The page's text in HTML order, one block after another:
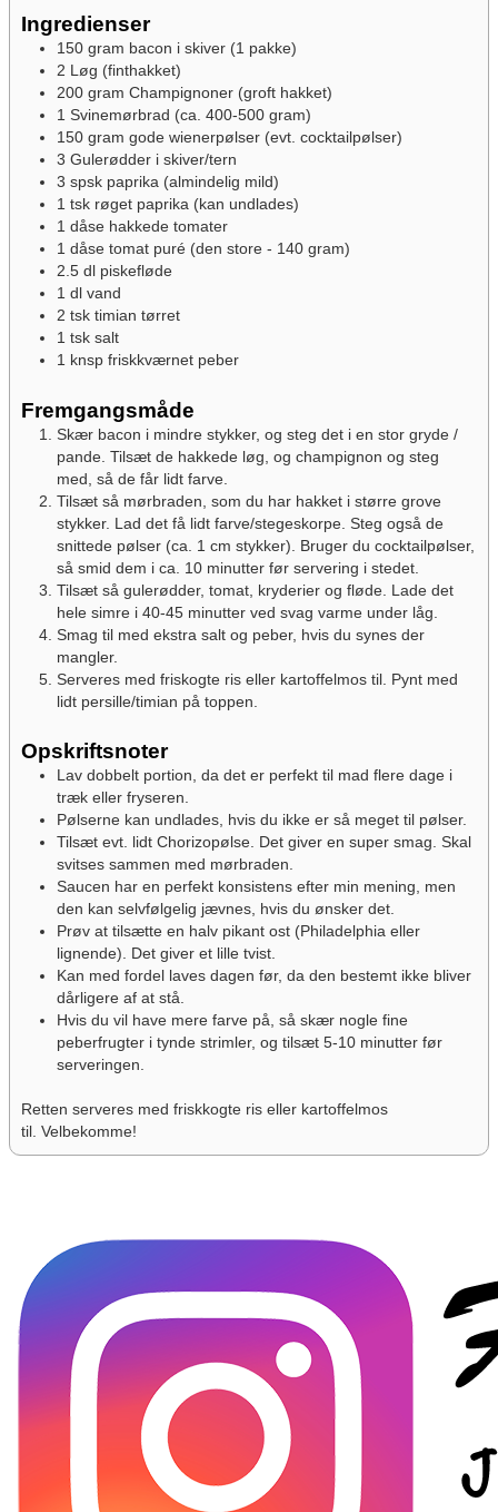
Ingredienser
150 gram bacon i skiver (1 pakke)
2
Løg (finthakket)
200 gram Champignoner (groft hakket)
1 Svinemørbrad (ca. 400-500 gram)
150 gram gode wienerpølser (evt. cocktailpølser)
3 Gulerødder i skiver/tern
3 spsk paprika (almindelig mild)
1 tsk røget paprika (kan undlades)
1 dåse hakkede tomater
1 dåse tomat puré (den store - 140 gram)
2.5 dl
piskefløde
1 dl vand
2 tsk timian tørret
1 tsk salt
1
knsp friskkværnet peber
Fremgangsmåde
Skær bacon i mindre stykker, og steg det i en stor gryde /
pande. Tilsæt de hakkede løg, og champignon og steg
med, så de får lidt farve.
Tilsæt så mørbraden, som du har hakket i større grove
stykker. Lad det få lidt farve/stegeskorpe. Steg også de
snittede pølser (ca. 1 cm stykker). Bruger du cocktailpølser,
så smid dem i ca. 10 minutter før servering i stedet.
Tilsæt så gulerødder, tomat, kryderier og fløde. Lade det
hele simre i 40-45 minutter ved svag varme under låg.
Smag til med ekstra salt og peber, hvis du synes der
mangler.
Serveres med friskogte ris eller kartoffelmos til. Pynt med
lidt persille/timian på toppen.
Opskriftsnoter
Lav dobbelt portion, da det er perfekt til mad flere dage i
træk eller fryseren.
Pølserne kan undlades, hvis du ikke er så meget til pølser.
Tilsæt evt. lidt Chorizopølse. Det giver en super smag. Skal
svitses sammen med mørbraden.
Saucen har en perfekt konsistens efter min mening, men
den kan selvfølgelig jævnes, hvis du ønsker det.
Prøv at tilsætte en halv pikant ost (Philadelphia eller
lignende). Det giver et lille tvist.
Kan med fordel laves dagen før, da den bestemt ikke bliver
dårligere af at stå.
Hvis du vil have mere farve på, så skær nogle fine
peberfrugter i tynde strimler, og tilsæt 5-10 minutter før
serveringen.
Retten serveres med friskkogte ris eller kartoffelmos
til. Velbekomme!